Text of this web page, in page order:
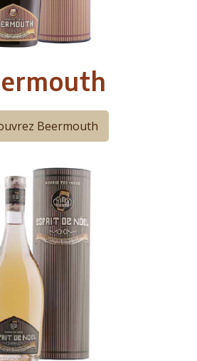
Découvrez Beermouth